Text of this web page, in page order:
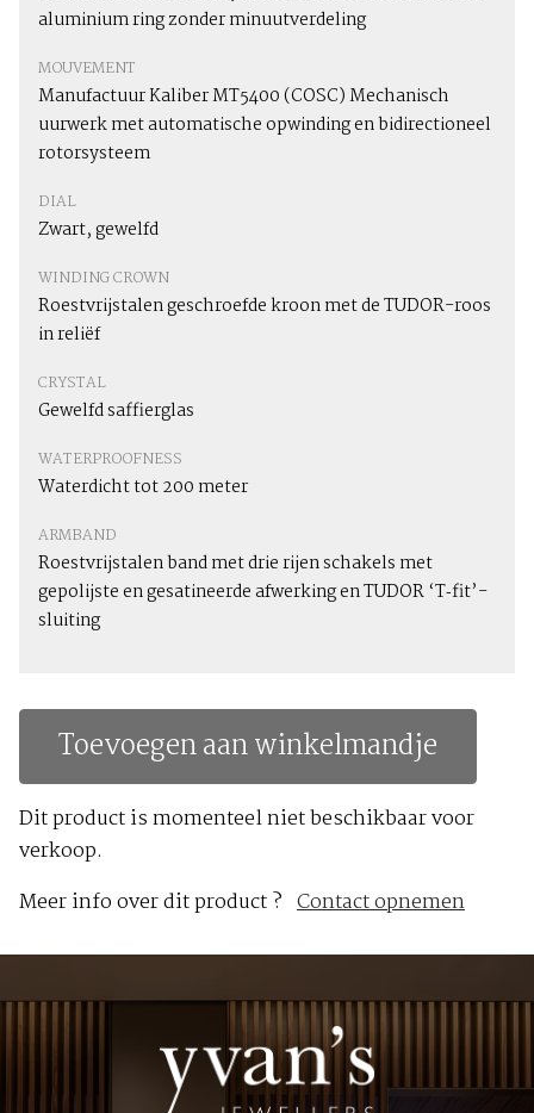
aluminium ring zonder minuut­verdeling
MOUVEMENT
Manufactuur Kaliber MT5400 (COSC) Mechanisch
uurwerk met automatische opwinding en bidirectioneel
rotorsysteem
DIAL
Zwart, gewelfd
WINDING CROWN
Roestvrijstalen geschroefde kroon met de TUDOR-roos
in reliëf
CRYSTAL
Gewelfd saffierglas
WATERPROOFNESS
Waterdicht tot 200 meter
ARMBAND
Roestvrijstalen band met drie rijen schakels met
gepolijste en gesatineerde afwerking en TUDOR ‘T‑fit’-
sluiting
Toevoegen aan winkelmandje
Dit product is momenteel niet beschikbaar voor
verkoop.
Meer info over dit product ? Contact opnemen